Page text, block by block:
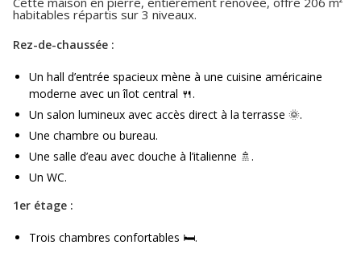
habitables répartis sur 3 niveaux.
Rez-de-chaussée :
Un hall d’entrée spacieux mène à une cuisine américaine
moderne avec un îlot central 🍴.
Un salon lumineux avec accès direct à la terrasse 🌞.
Une chambre ou bureau.
Une salle d’eau avec douche à l’italienne 🚿.
Un WC.
1er étage :
Trois chambres confortables 🛏️.